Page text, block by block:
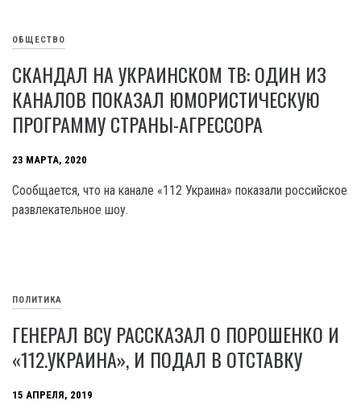
ОБЩЕСТВО
СКАНДАЛ НА УКРАИНСКОМ ТВ: ОДИН ИЗ
КАНАЛОВ ПОКАЗАЛ ЮМОРИСТИЧЕСКУЮ
ПРОГРАММУ СТРАНЫ-АГРЕССОРА
23 МАРТА, 2020
Сообщается, что на канале «112 Украина» показали российское
развлекательное шоу.
ПОЛИТИКА
ГЕНЕРАЛ ВСУ РАССКАЗАЛ О ПОРОШЕНКО И
«112.УКРАИНА», И ПОДАЛ В ОТСТАВКУ
15 АПРЕЛЯ, 2019